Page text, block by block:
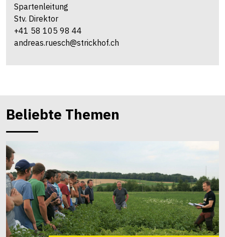
Spartenleitung
Stv. Direktor
+41 58 105 98 44
andreas.ruesch@strickhof.ch
Beliebte Themen